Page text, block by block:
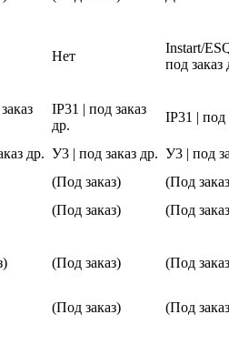
Нет
Instart/
под заказ
IP31 | под заказ
др.
IP31 | под
др. У3 | под заказ др. У3 | под
(Под заказ)
(Под
(Под заказ)
(Под
(Под заказ) (Под
(Под заказ) (Под